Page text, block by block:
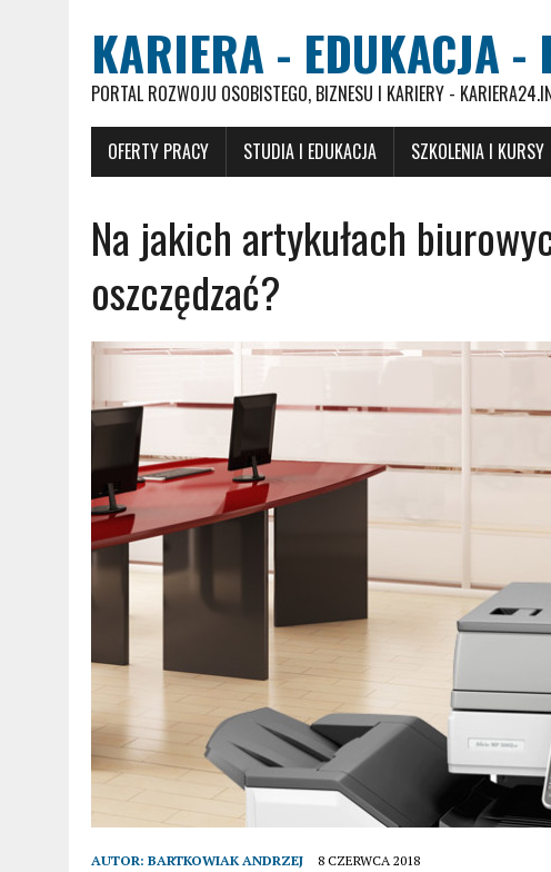
KARIERA - EDUKACJA -
PORTAL ROZWOJU OSOBISTEGO, BIZNESU I KARIERY -
OFERTY PRACY STUDIA I EDUKACJA SZKOLENIA I KURSY
Na jakich artykułach
oszczędzać?
AUTOR: BARTKOWIAK ANDRZEJ 8 CZERWCA 2018